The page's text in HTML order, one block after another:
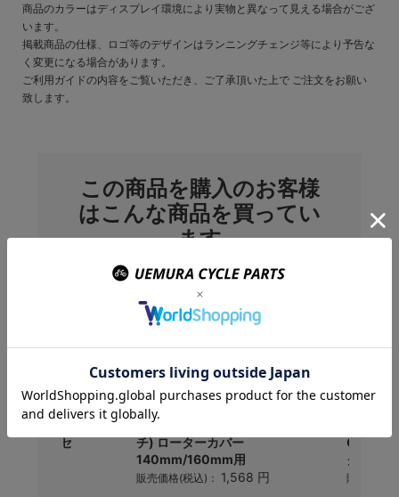
商品のカラーはディスプレイ環境により実物と異なって見える場合がござ
います。
掲載商品の仕様、ロゴ等のデザインはランニングチェンジ等により予告な
く変更になる場合があります。
ご利用ガイドの内容をご覧いただき、ご了承頂いた上で ご注文をお願い
致します。
この商品を購入のお客様
はこんな商品を買ってい
ます
ター(2コセ
OSTRICH(オーストリッ
チ) ローターカバー
140mm/160mm用
販売価格(税込)： 1,568 円
CP-
ク
販売価格(